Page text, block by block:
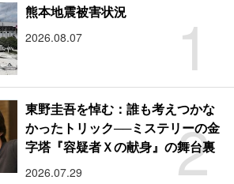
1
熊本地震被害状況
2026.08.07
2
東野圭吾を悼む：誰も考えつかな
かったトリック──ミステリーの金
字塔『容疑者Ｘの献身』の舞台裏
2026.07.29